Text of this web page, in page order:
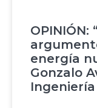
OPINIÓN:
energía
Gonzalo
Ingeniería